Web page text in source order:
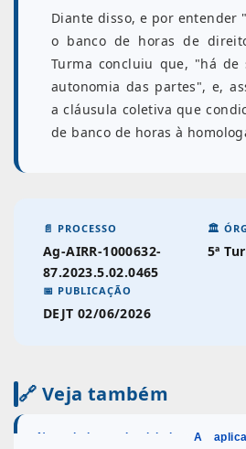
Diante disso, e por entender
o banco de horas de
Turma concluiu que, "há
autonomia das partes", e,
a cláusula coletiva que
de banco de horas à
📄 PROCESSO
Ag-AIRR-1000632-
87.2023.5.02.0465
🏛️
5ª
📅 PUBLICAÇÃO
DEJT 02/06/2026
🔗 Veja também
Negociado x Legislado: A